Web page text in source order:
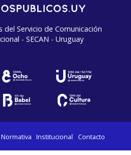
Servicio de Comunicación
- SECAN - Uruguay
Normativa Institucional Contacto